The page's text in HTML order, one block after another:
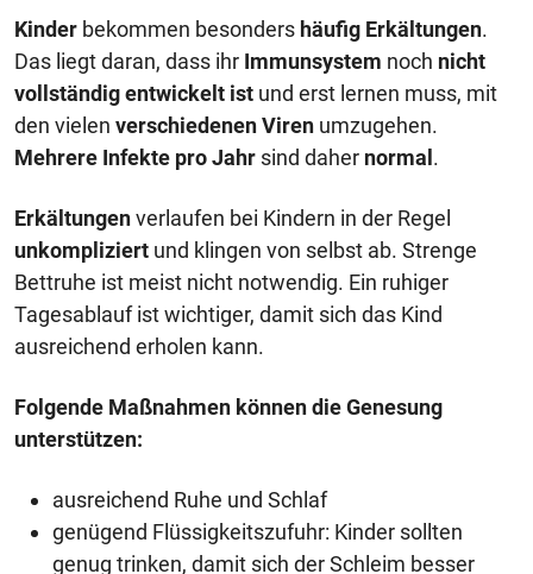
Kinder bekommen besonders häufig Erkältungen.
Das liegt daran, dass ihr Immunsystem noch nicht
vollständig entwickelt ist und erst lernen muss, mit
den vielen verschiedenen Viren umzugehen.
Mehrere Infekte pro Jahr sind daher normal .
Erkältungenverlaufen bei Kindern in der Regel
unkompliziert und klingen von selbst ab. Strenge
Bettruhe ist meist nicht notwendig. Ein ruhiger
Tagesablauf ist wichtiger, damit sich das Kind
ausreichend erholen kann.
Folgende Maßnahmen können die Genesung
unterstützen:
ausreichend Ruhe und Schlaf
genügend Flüssigkeitszufuhr: Kinder sollten
genug trinken, damit sich der Schleim besser